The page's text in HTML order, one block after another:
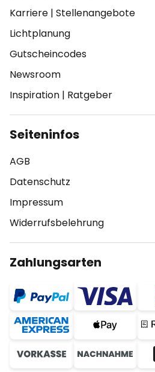
Karriere | Stellenangebote
Lichtplanung
Gutscheincodes
Newsroom
Inspiration | Ratgeber
Seiteninfos
AGB
Datenschutz
Impressum
Widerrufsbelehrung
Zahlungsarten